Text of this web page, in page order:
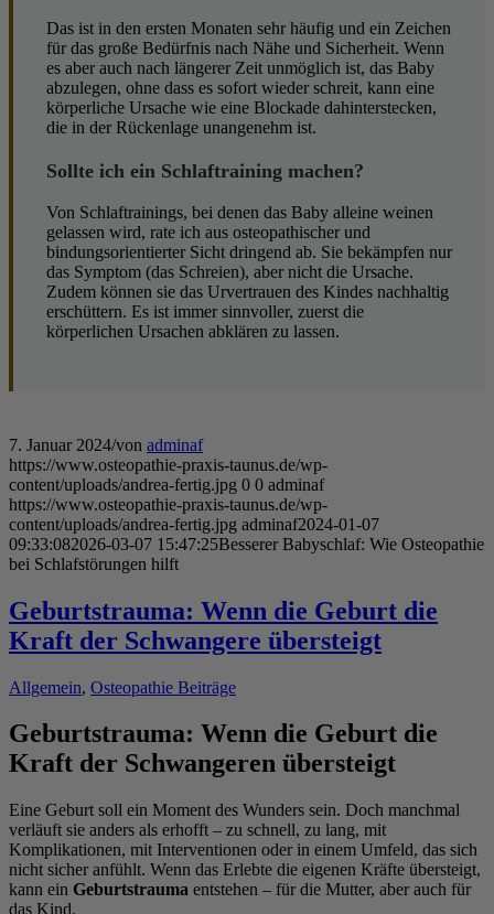
Das ist in den ersten Monaten sehr häufig und ein Zeichen
für das große Bedürfnis nach Nähe und Sicherheit. Wenn
es aber auch nach längerer Zeit unmöglich ist, das Baby
abzulegen, ohne dass es sofort wieder schreit, kann eine
körperliche Ursache wie eine Blockade dahinterstecken,
die in der Rückenlage unangenehm ist.
Sollte ich ein Schlaftraining machen?
Von Schlaftrainings, bei denen das Baby alleine weinen
gelassen wird, rate ich aus osteopathischer und
bindungsorientierter Sicht dringend ab. Sie bekämpfen nur
das Symptom (das Schreien), aber nicht die Ursache.
Zudem können sie das Urvertrauen des Kindes nachhaltig
erschüttern. Es ist immer sinnvoller, zuerst die
körperlichen Ursachen abklären zu lassen.
7. Januar 2024/von adminaf
https://www.osteopathie-praxis-taunus.de/wp-
content/uploads/andrea-fertig.jpg 0 0 adminaf
https://www.osteopathie-praxis-taunus.de/wp-
content/uploads/andrea-fertig.jpg adminaf2024-01-07
09:33:082026-03-07 15:47:25Besserer Babyschlaf: Wie Osteopathie
bei Schlafstörungen hilft
Geburtstrauma: Wenn die Geburt die
Kraft der Schwangere übersteigt
Allgemein, Osteopathie Beiträge
Geburtstrauma: Wenn die Geburt die
Kraft der Schwangeren übersteigt
Eine Geburt soll ein Moment des Wunders sein. Doch manchmal
verläuft sie anders als erhofft – zu schnell, zu lang, mit
Komplikationen, mit Interventionen oder in einem Umfeld, das sich
nicht sicher anfühlt. Wenn das Erlebte die eigenen Kräfte übersteigt,
kann ein Geburtstrauma entstehen – für die Mutter, aber auch für
das Kind.